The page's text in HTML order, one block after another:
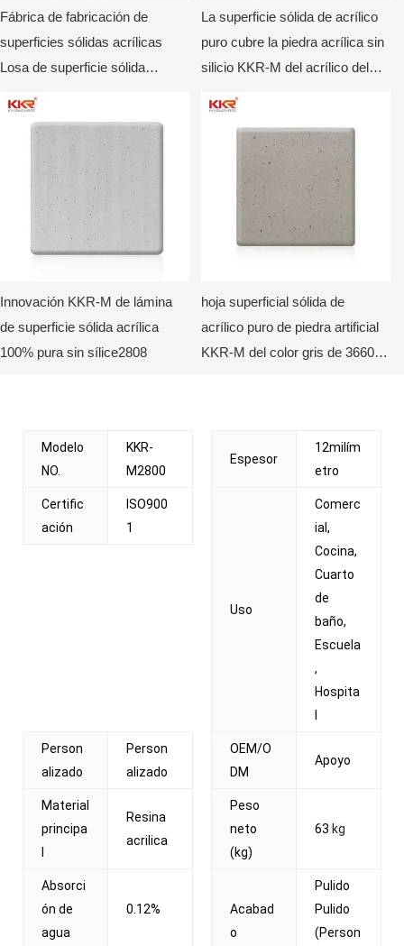
Fábrica de fabricación de
superficies sólidas acrílicas
Losa de superficie sólida
La superficie sólida de acrílico
puro cubre la piedra acrílica sin
silicio KKR-M del acrílico del
Innovación KKR-M de lámina
de superficie sólida acrílica
100% pura sin sílice2808
hoja superficial sólida de
acrílico puro de piedra artificial
KKR-M del color gris de 3660m
Modelo
NO.
KKR-
M2800
Espesor
12milím
etro
Certific
ación
ISO900
1
Uso
Comerc
ial,
Cocina,
Cuarto
de
baño,
Escuela
,
Hospita
Person
alizado
Person
alizado
OEM/O
DM
Apoyo
Material
principa
Resina
acrilica
Peso
neto
(kg)
63 kg
Absorci
ón de
agua
0.12%
Acabad
o
Pulido
Pulido
(Person